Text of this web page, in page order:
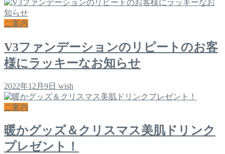
ご案内
V3ファンデーションのリピートのお客
様にラッキーなお知らせ
2022年12月9日 wish
ご案内
暖かグッズ＆クリスマス美肌ドリンク
プレゼント！